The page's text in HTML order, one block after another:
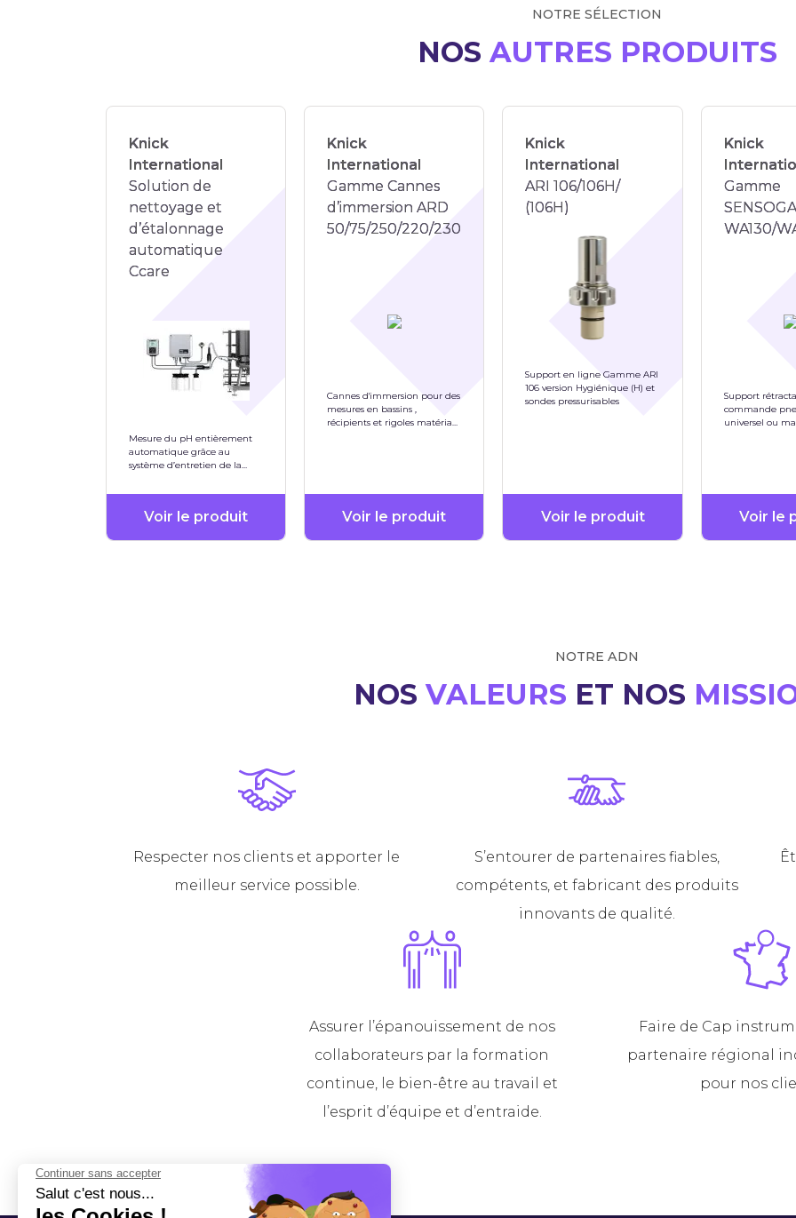
NOTRE SÉLECTION
NOS AUTRES PRODUITS
Knick
International
Solution de
nettoyage et
d’étalonnage
automatique
Ccare
Mesure du pH entièrement
automatique grâce au
système d’entretien de la
Voir le produit
Knick
International
Gamme Cannes
d’immersion ARD
50/75/250/220/230
Cannes d'immersion pour des
mesures en bassins ,
récipients et rigoles matériau
Voir le produit
Knick
International
ARI 106/106H/
(106H)
Support en ligne Gamme ARI
106 version Hygiénique (H) et
sondes pressurisables
Voir le produit
Knick
Gamme
WA130/
Support
commande
universel ou
Voir le
NOTRE ADN
NOS VALEURS ET NOS
Respecter nos clients et apporter le
meilleur service possible.
S’entourer de partenaires fiables,
compétents, et fabricant des produits
innovants de qualité.
Assurer l’épanouissement de nos
collaborateurs par la formation
continue, le bien-être au travail et
l’esprit d’équipe et d’entraide.
Faire de Cap
partenaire régional
pour nos